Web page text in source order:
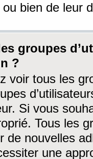
bien de leur
groupes
?
voir tous les
Si vous
Tous les
de nouvelles
une